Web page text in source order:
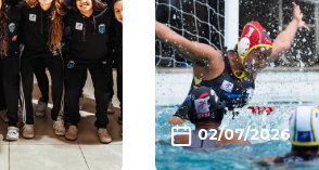
02/07/2026